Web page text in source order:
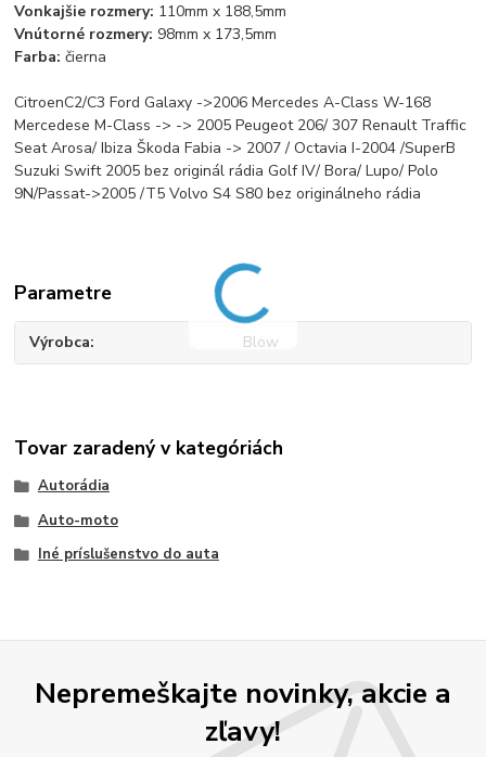
Vonkajšie rozmery: 110mm x 188,5mm
Vnútorné rozmery: 98mm x 173,5mm
Farba: čierna
CitroenC2/C3 Ford Galaxy ->2006 Mercedes A-Class W-168
Mercedese M-Class -> -> 2005 Peugeot 206/ 307 Renault Traffic
Seat Arosa/ Ibiza Škoda Fabia -> 2007 / Octavia I-2004 /SuperB
Suzuki Swift 2005 bez originál rádia Golf IV/ Bora/ Lupo/ Polo
9N/Passat->2005 /T5 Volvo S4 S80 bez originálneho rádia
Parametre
Výrobca Blow
Tovar zaradený v kategóriách
Autorádia
Auto-moto
Iné príslušenstvo do auta
Nepremeškajte novinky, akcie a
zľavy!